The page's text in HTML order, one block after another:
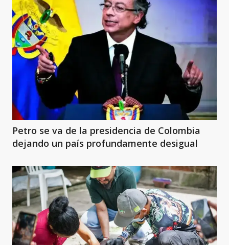
Petro se va de la presidencia de Colombia
dejando un país profundamente desigual